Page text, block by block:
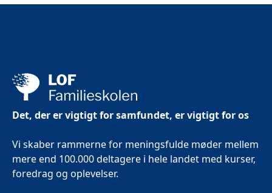
Det, der er vigtigt for samfundet, er vigtigt for os
Vi skaber rammerne for meningsfulde møder mellem
mere end 100.000 deltagere i hele landet med kurser,
foredrag og oplevelser.